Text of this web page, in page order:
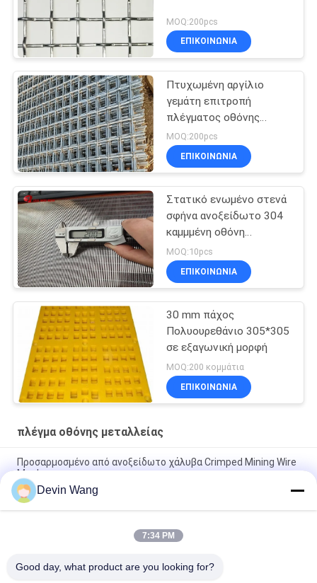
MOQ:200pcs
ΕΠΙΚΟΙΝΩΝΊΑ
Πτυχωμένη αργίλιο
γεμάτη επιτροπή
πλέγματος οθόνης
μεταλλείας καλωδίων
για 1 X 20 μέτρα
μεγέθους
MOQ:200pcs
ΕΠΙΚΟΙΝΩΝΊΑ
Στατικό ενωμένο στενά
σφήνα ανοξείδωτο 304
καμμμένη οθόνη
κόσκινων κάμψεων
MOQ:10pcs
ΕΠΙΚΟΙΝΩΝΊΑ
30 mm πάχος
Πολυουρεθάνιο 305*305
σε εξαγωνική μορφή
MOQ:200 κομμάτια
ΕΠΙΚΟΙΝΩΝΊΑ
πλέγμα οθόνης μεταλλείας
Προσαρμοσμένο από ανοξείδωτο χάλυβα Crimped Mining Wire
Mesh
Δίχτυ οθόνης δόνησης με αγκίστρωση από υφαντό σύρμα για
λατομείο
Εταιρική απευθείας εξόρυξη 65mn δονητική οθόνη
Devin Wang
7:34 PM
Good day, what product are you looking for?